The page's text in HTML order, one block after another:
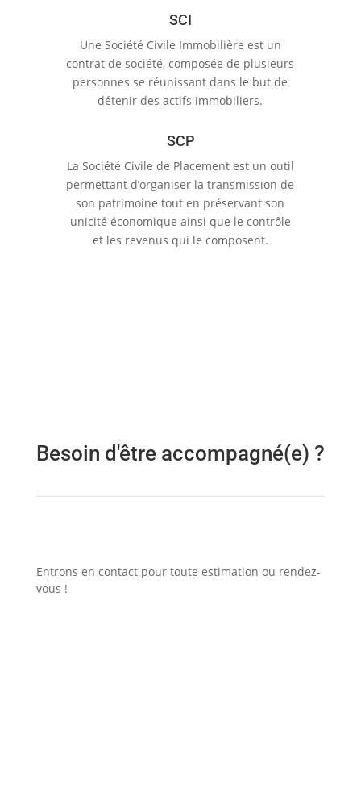
SCI
Une Société Civile Immobilière est un
contrat de société, composée de plusieurs
personnes se réunissant dans le but de
détenir des actifs immobiliers.
SCP
La Société Civile de Placement est un outil
permettant d’organiser la transmission de
son patrimoine tout en préservant son
unicité économique ainsi que le contrôle
et les revenus qui le composent.
Besoin d'être accompagné(e) ?
Entrons en contact pour toute estimation ou rendez-
vous !